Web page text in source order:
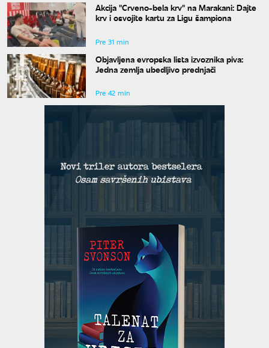
Akcija "Crveno-bela krv" na Marakani: Dajte
krv i osvojite kartu za Ligu šampiona
Pre 31 min
Objavljena evropska lista izvoznika piva:
Jedna zemlja ubedljivo prednjači
Pre 42 min